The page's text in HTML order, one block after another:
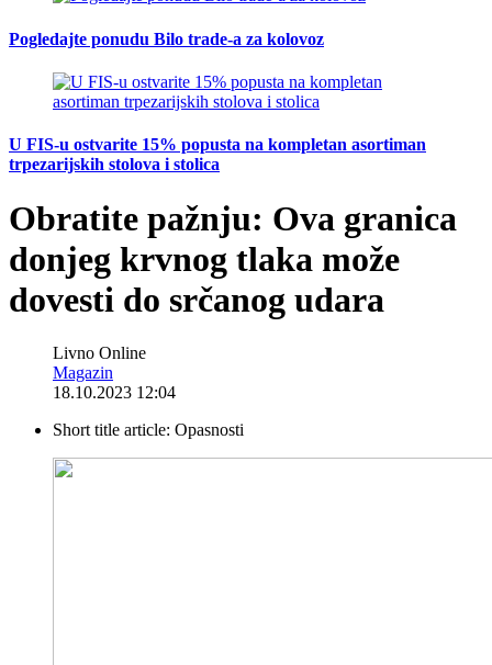
Pogledajte ponudu Bilo trade-a za kolovoz
U FIS-u ostvarite 15% popusta na kompletan asortiman
trpezarijskih stolova i stolica
Obratite pažnju: Ova granica
donjeg krvnog tlaka može
dovesti do srčanog udara
Livno Online
Magazin
18.10.2023 12:04
Short title article: Opasnosti